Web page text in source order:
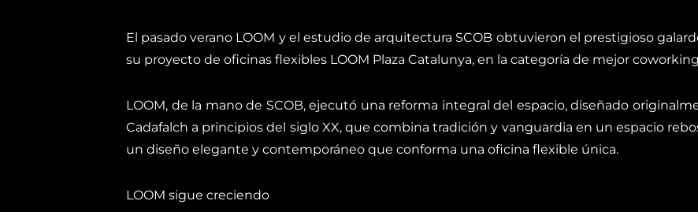
El pasado verano LOOM y el estudio de arquitectura SCOB obtuvieron el prestigioso
su proyecto de oficinas flexibles LOOM Plaza Catalunya, en la categoría de mejor
LOOM, de la mano de SCOB, ejecutó una reforma integral del espacio, diseñado
Cadafalch a principios del siglo XX, que combina tradición y vanguardia en un espacio
un diseño elegante y contemporáneo que conforma una oficina flexible única.
LOOM sigue creciendo